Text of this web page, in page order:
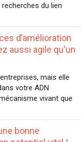
du lien
d’amélioration
aussi agile qu'un
mais elle
votre ADN
vivant que
bonne